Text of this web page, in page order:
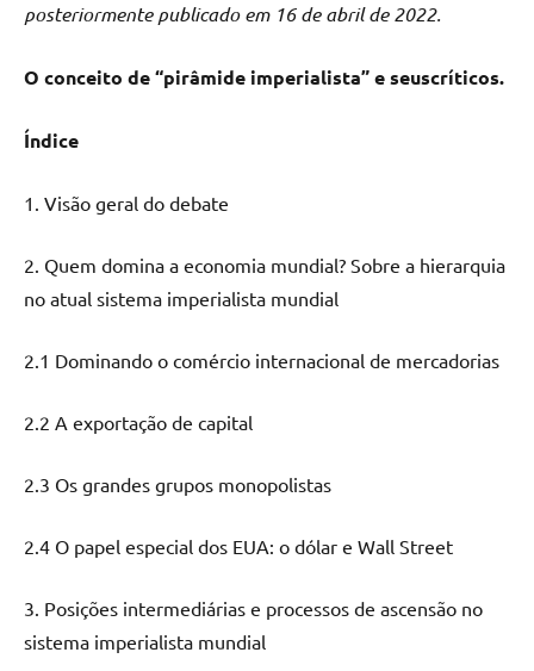
posteriormente publicado em 16 de abril de 2022.
O conceito de “pirâmide imperialista” eseuscríticos.
Índice
1. Visão geral do debate
2. Quem domina a economia mundial? Sobre a hierarquia
no atual sistema imperialista mundial
2.1 Dominando o comércio internacional de mercadorias
2.2 A exportação de capital
2.3 Os grandes grupos monopolistas
2.4 O papel especial dos EUA: o dólar e Wall Street
3. Posições intermediárias e processos de ascensão no
sistema imperialista mundial